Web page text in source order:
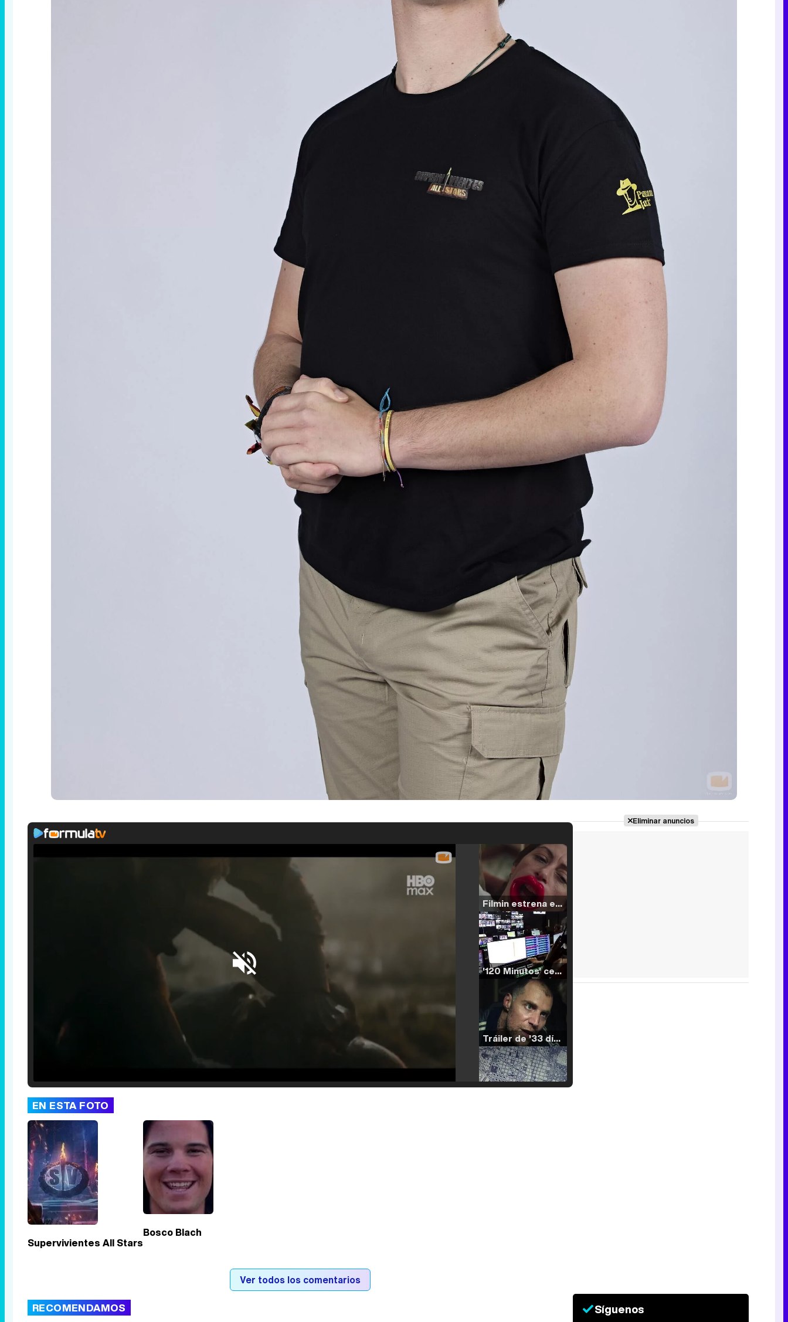
Filmin estrena el tráiler de 'Millennial Mal', su nueva comedia universitaria de la mano de Lorena Iglesias
'120 Minutos' celebra sus 2.000 programas en Telemadrid con un vídeo del día a día en la redacción
Tráiler de '33 días', la nueva serie de Atresplayer con Julián Villagrán y José Manuel Poga
EN ESTA FOTO
Supervivientes All Stars
Bosco Blach
Ver todos los comentarios
RECOMENDAMOS
Eliminar anuncios
Síguenos